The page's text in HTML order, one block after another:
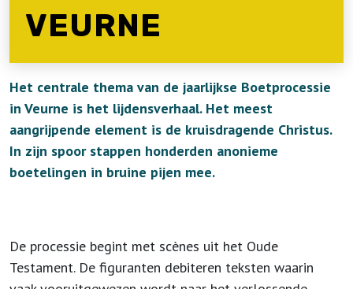
VEURNE
Het centrale thema van de jaarlijkse Boetprocessie
in Veurne is het lijdensverhaal. Het meest
aangrijpende element is de kruisdragende Christus.
In zijn spoor stappen honderden anonieme
boetelingen in bruine pijen mee.
De processie begint met scènes uit het Oude
Testament. De figuranten debiteren teksten waarin